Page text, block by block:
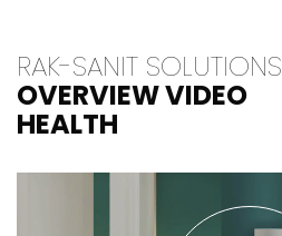
RAK-SANIT SOLUTIONS
OVERVIEW VIDEO
HEALTH